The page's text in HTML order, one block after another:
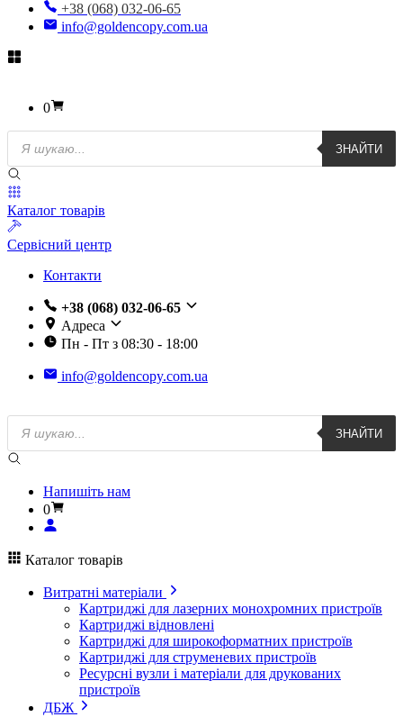
+38 (068) 032-06-65
info@goldencopy.com.ua
0
Пошук
товарів
ЗНАЙТИ
Каталог товарів
Сервісний центр
Контакти
+38 (068) 032-06-65
Адреса
Пн - Пт з 08:30 - 18:00
info@goldencopy.com.ua
Пошук
товарів
ЗНАЙТИ
Напишіть нам
0
Каталог товарів
Витратні матеріали
Картриджі для лазерних монохромних пристроїв
Картриджі відновлені
Картриджі для широкоформатних пристроїв
Картриджі для струменевих пристроїв
Ресурсні вузли і матеріали для друкованих
пристроїв
ДБЖ